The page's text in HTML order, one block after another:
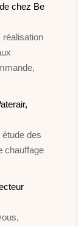
chez Be
réalisation
des
chauffage